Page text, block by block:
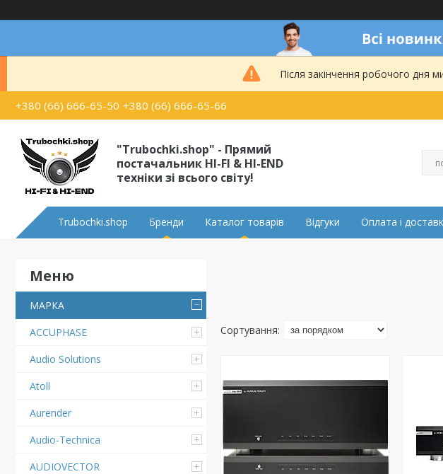
Після закінчення робочого дня
+380 (66) 666-65-50 +380 (66) 666-65-66
"Trubochki.shop" - Прямий
постачальник HI-FI & HI-END
техніки зі всього світу!
Trubochki.shop Бренди Каталог товарів Відгуки Оплата і
МАРКА
ACCUPHASE
Audio Solutions
Atoll
Aurender
Audio-Technica
AUDIOVECTOR